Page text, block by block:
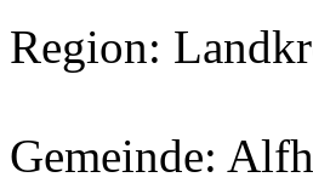
Region:
Gemeinde: